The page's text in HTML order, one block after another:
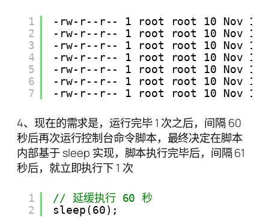
1
2
3
4
5
6
7
-rw-r--r-- 1 root root 10 Nov 15
-rw-r--r-- 1 root root 10 Nov 15
-rw-r--r-- 1 root root 10 Nov 15
-rw-r--r-- 1 root root 10 Nov 15
-rw-r--r-- 1 root root 10 Nov 15
-rw-r--r-- 1 root root 10 Nov 15
-rw-r--r-- 1 root root 10 Nov 15
4、现在的需求是，运行完毕 1 次之后，间隔 60
秒后再次运行控制台命令脚本，最终决定在脚本
内部基于 sleep 实现，脚本执行完毕后，间隔 61
秒后，就立即执行下 1 次
1
2
// 延缓执行 60 秒
sleep(60);